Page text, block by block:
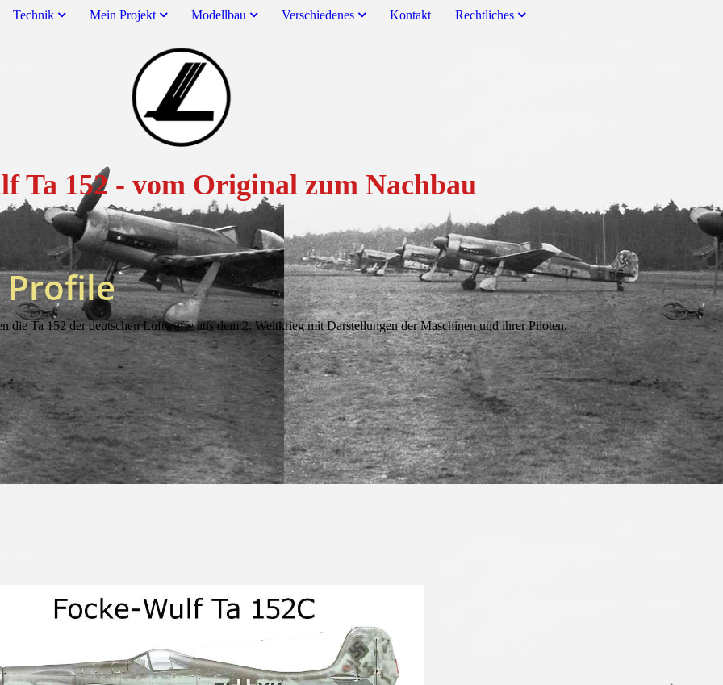
Technik Mein Projekt Modellbau Verschiedenes Kontakt Rechtliches
Ta 152 - vom Original zum Nachbau
Profile
die Ta 152 der deutschen Luftwaffe aus dem 2. Weltkrieg mit Darstellungen der Maschinen und ihrer Piloten.